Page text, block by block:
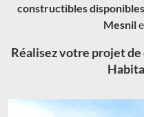
constructibles
Mesnil
Réalisez votre projet